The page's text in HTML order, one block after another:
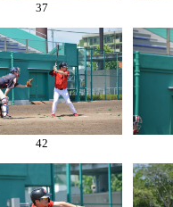
37
42